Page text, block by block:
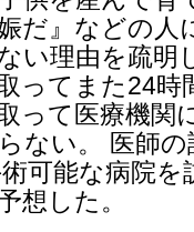
だ』などの人
い理由を疏明
ってまた24時
って医療機関
ない。 医師
術可能な病院
想した。